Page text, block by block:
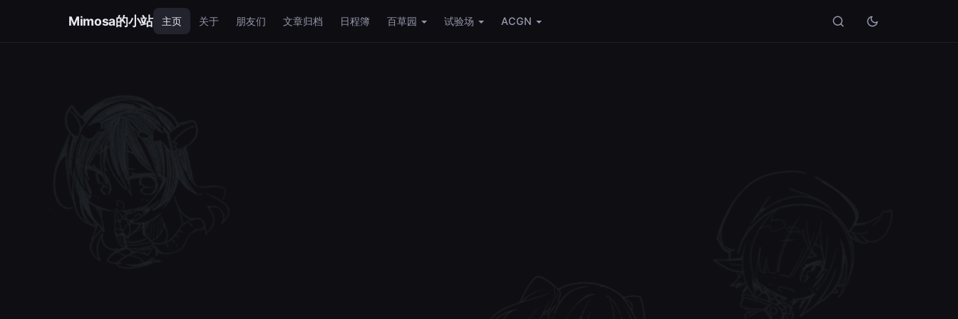
Mimosa的小站 主页 关于 朋友们 文章归档 日程簿 百草园 试验场 ACGN